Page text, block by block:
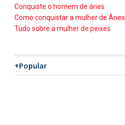
Conquiste o homem de áries
Como conquistar a mulher de Áries
Tudo sobre a mulher de peixes
+Popular